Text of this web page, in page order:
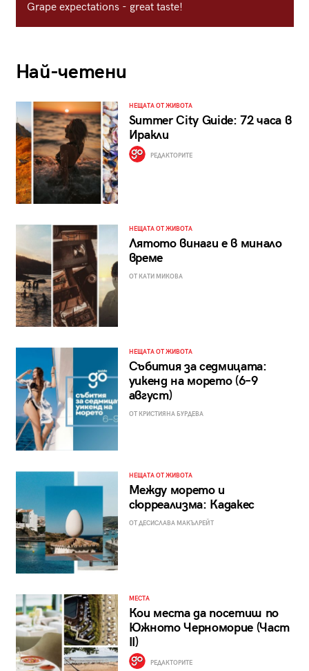
Grape expectations - great taste!
Най-четени
НЕЩАТА ОТ ЖИВОТА
Summer City Guide: 72 часа в
Иракли
РЕДАКТОРИТЕ
НЕЩАТА ОТ ЖИВОТА
Лятото винаги е в минало
време
ОТ КАТИ МИКОВА
НЕЩАТА ОТ ЖИВОТА
Събития за седмицата:
уикенд на морето (6–9
август)
ОТ КРИСТИЯНА БУРДЕВА
НЕЩАТА ОТ ЖИВОТА
Между морето и
сюрреализма: Кадакес
ОТ ДЕСИСЛАВА МАКЪЛРЕЙТ
МЕСТА
Кои места да посетиш по
Южното Черноморие (Част
II)
РЕДАКТОРИТЕ